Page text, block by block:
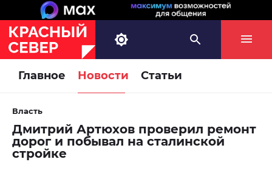
Главное Новости Статьи
Власть
Дмитрий Артюхов проверил ремонт
дорог и побывал на сталинской
стройке